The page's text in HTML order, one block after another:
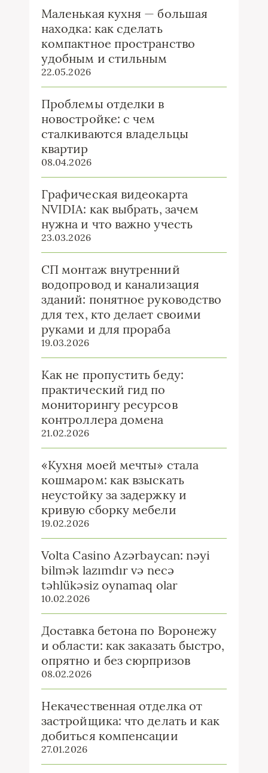
Маленькая кухня — большая
находка: как сделать
компактное пространство
удобным и стильным
22.05.2026
Проблемы отделки в
новостройке: с чем
сталкиваются владельцы
квартир
08.04.2026
Графическая видеокарта
NVIDIA: как выбрать, зачем
нужна и что важно учесть
23.03.2026
СП монтаж внутренний
водопровод и канализация
зданий: понятное руководство
для тех, кто делает своими
руками и для прораба
19.03.2026
Как не пропустить беду:
практический гид по
мониторингу ресурсов
контроллера домена
21.02.2026
«Кухня моей мечты» стала
кошмаром: как взыскать
неустойку за задержку и
кривую сборку мебели
19.02.2026
Volta Casino Azərbaycan: nəyi
bilmək lazımdır və necə
təhlükəsiz oynamaq olar
10.02.2026
Доставка бетона по Воронежу
и области: как заказать быстро,
опрятно и без сюрпризов
08.02.2026
Некачественная отделка от
застройщика: что делать и как
добиться компенсации
27.01.2026